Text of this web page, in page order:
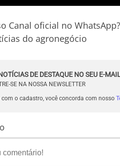
Canal oficial no WhatsApp?
do agronegócio
DE DESTAQUE NO SEU E-
SE NA NOSSA NEWSLETTER
o cadastro, você concorda com nosso